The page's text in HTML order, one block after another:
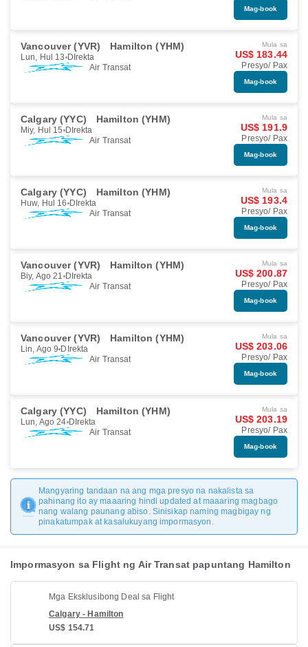
Mag-book
Vancouver (YVR) Hamilton (YHM)
Lun, Hul 13 DIrekta
Air Transat
Mula sa
US$ 183.44
Presyo/ Pax
Mag-book
Calgary (YYC) Hamilton (YHM)
Miy, Hul 15 DIrekta
Air Transat
Mula sa
US$ 191.9
Presyo/ Pax
Mag-book
Calgary (YYC) Hamilton (YHM)
Huw, Hul 16 DIrekta
Air Transat
Mula sa
US$ 193.4
Presyo/ Pax
Mag-book
Vancouver (YVR) Hamilton (YHM)
Biy, Ago 21 DIrekta
Air Transat
Mula sa
US$ 200.87
Presyo/ Pax
Mag-book
Vancouver (YVR) Hamilton (YHM)
Lin, Ago 9 DIrekta
Air Transat
Mula sa
US$ 203.06
Presyo/ Pax
Mag-book
Calgary (YYC) Hamilton (YHM)
Lun, Ago 24 DIrekta
Air Transat
Mula sa
US$ 203.19
Presyo/ Pax
Mag-book
Mangyaring tandaan na ang mga presyo na nakalista sa
pahinang ito ay maaaring hindi updated at maaaring magbago
nang walang paunang abiso. Sinisikap naming magbigay ng
pinakatumpak at kasalukuyang impormasyon.
Impormasyon sa Flight ng Air Transat papuntang Hamilton
Mga Eksklusibong Deal sa Flight
Calgary - Hamilton
US$ 154.71